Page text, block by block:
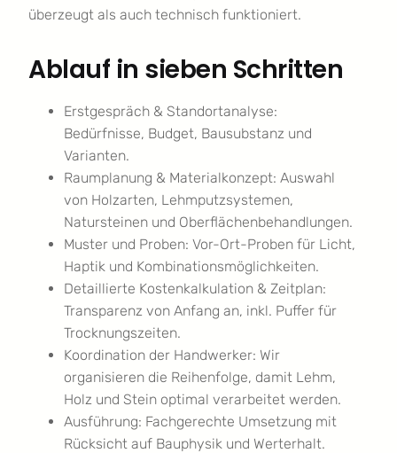
überzeugt als auch technisch funktioniert.
Ablauf in sieben Schritten
Erstgespräch & Standortanalyse:
Bedürfnisse, Budget, Bausubstanz und
Varianten.
Raumplanung & Materialkonzept: Auswahl
von Holzarten, Lehmputzsystemen,
Natursteinen und Oberflächenbehandlungen.
Muster und Proben: Vor-Ort-Proben für Licht,
Haptik und Kombinationsmöglichkeiten.
Detaillierte Kostenkalkulation & Zeitplan:
Transparenz von Anfang an, inkl. Puffer für
Trocknungszeiten.
Koordination der Handwerker: Wir
organisieren die Reihenfolge, damit Lehm,
Holz und Stein optimal verarbeitet werden.
Ausführung: Fachgerechte Umsetzung mit
Rücksicht auf Bauphysik und Werterhalt.